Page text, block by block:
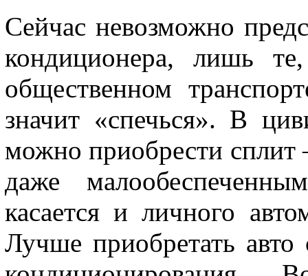
Сейчас невозможно
кондиционера, лишь
общественном
значит «спечься». В
можно приобрести сплит
даже
касается и личного
Лучше приобретать авто